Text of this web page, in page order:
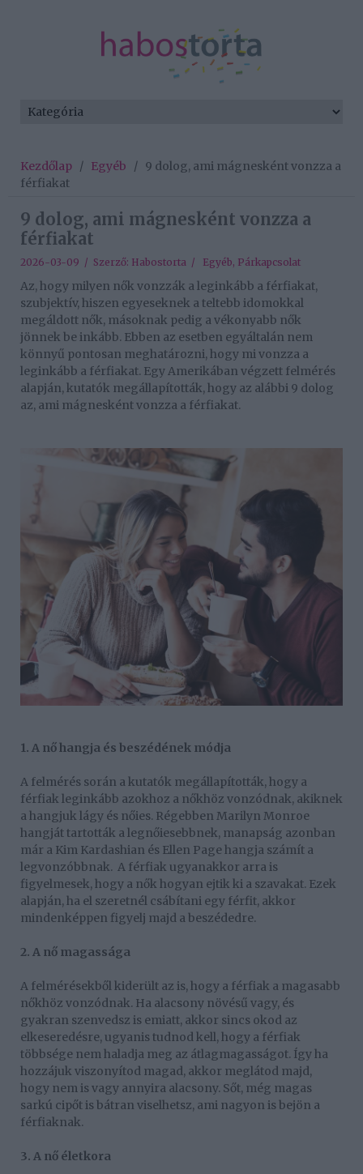
Kezdőlap / Egyéb / 9 dolog, ami mágnesként vonzza a
férfiakat
9 dolog, ami mágnesként vonzza a
férfiakat
2026-03-09 / Szerző: Habostorta / Egyéb, Párkapcsolat
Az, hogy milyen nők vonzzák a leginkább a férfiakat,
szubjektív, hiszen egyeseknek a teltebb idomokkal
megáldott nők, másoknak pedig a vékonyabb nők
jönnek be inkább. Ebben az esetben egyáltalán nem
könnyű pontosan meghatározni, hogy mi vonzza a
leginkább a férfiakat. Egy Amerikában végzett felmérés
alapján, kutatók megállapították, hogy az alábbi 9 dolog
az, ami mágnesként vonzza a férfiakat.
1. A nő hangja és beszédének módja
A felmérés során a kutatók megállapították, hogy a
férfiak leginkább azokhoz a nőkhöz vonzódnak, akiknek
a hangjuk lágy és nőies. Régebben Marilyn Monroe
hangját tartották a legnőiesebbnek, manapság azonban
már a Kim Kardashian és Ellen Page hangja számít a
legvonzóbbnak. A férfiak ugyanakkor arra is
figyelmesek, hogy a nők hogyan ejtik ki a szavakat. Ezek
alapján, ha el szeretnél csábítani egy férfit, akkor
mindenképpen figyelj majd a beszédedre.
2. A nő magassága
A felmérésekből kiderült az is, hogy a férfiak a magasabb
nőkhöz vonzódnak. Ha alacsony növésű vagy, és
gyakran szenvedsz is emiatt, akkor sincs okod az
elkeseredésre, ugyanis tudnod kell, hogy a férfiak
többsége nem haladja meg az átlagmagasságot. Így ha
hozzájuk viszonyítod magad, akkor meglátod majd,
hogy nem is vagy annyira alacsony. Sőt, még magas
sarkú cipőt is bátran viselhetsz, ami nagyon is bejön a
férfiaknak.
3. A nő életkora